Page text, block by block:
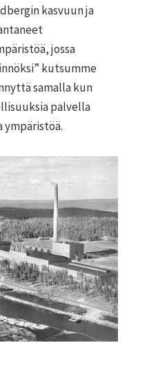
kasvuun ja
jossa
kutsumme
samalla kun
palvella
ympäristöä.